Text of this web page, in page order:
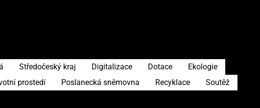
Středočeský kraj Digitalizace Dotace
Ekologie
prostedí Poslanecká sněmovna Recyklace
Soutěž